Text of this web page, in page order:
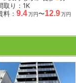
取り：1K
料： 9.4万円〜12.9万円